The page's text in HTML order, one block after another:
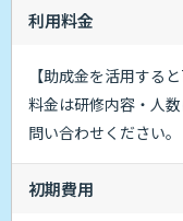
利用料金
【助成金を活用する
料金は研修内容・人
問い合わせください。
初期費用